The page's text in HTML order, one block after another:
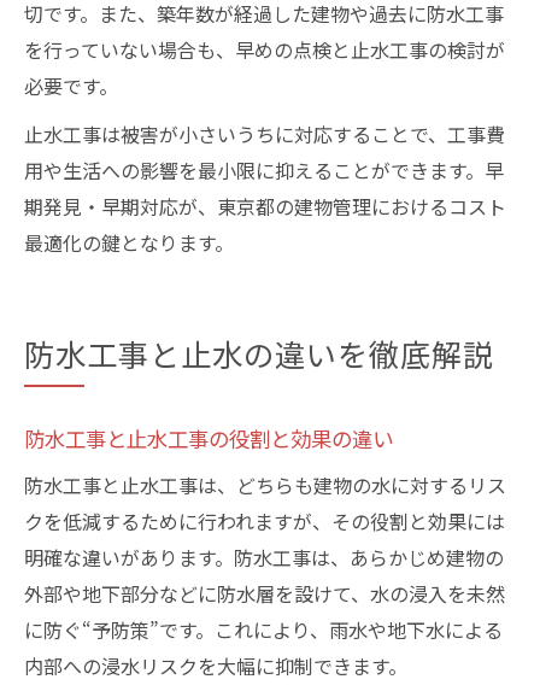
切です。また、築年数が経過した建物や過去に防水工事
を行っていない場合も、早めの点検と止水工事の検討が
必要です。
止水工事は被害が小さいうちに対応することで、工事費
用や生活への影響を最小限に抑えることができます。早
期発見・早期対応が、東京都の建物管理におけるコスト
最適化の鍵となります。
防水工事と止水の違いを徹底解説
防水工事と止水工事の役割と効果の違い
防水工事と止水工事は、どちらも建物の水に対するリス
クを低減するために行われますが、その役割と効果には
明確な違いがあります。防水工事は、あらかじめ建物の
外部や地下部分などに防水層を設けて、水の浸入を未然
に防ぐ“予防策”です。これにより、雨水や地下水による
内部への浸水リスクを大幅に抑制できます。